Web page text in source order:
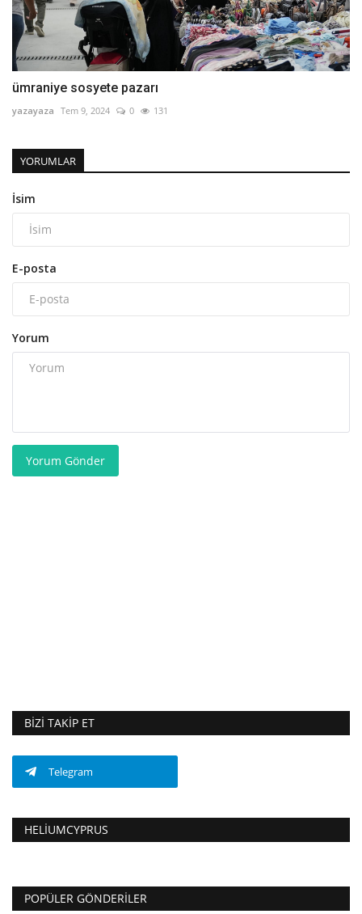
ümraniye sosyete pazarı
yazayaza Tem 9, 2024 0 131
YORUMLAR
İsim
E-posta
Yorum
Yorum Gönder
BIZI TAKIP ET
Telegram
HELIUMCYPRUS
POPÜLER GÖNDERILER